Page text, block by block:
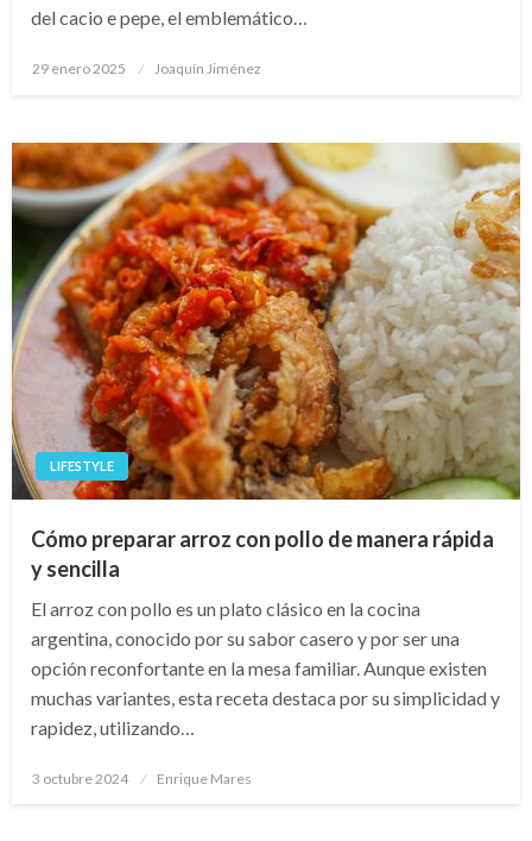
del cacio e pepe, el emblemático…
Publicado
29 enero 2025 Joaquín Jiménez
LIFESTYLE
Cómo preparar arroz con pollo de manera rápida
y sencilla
El arroz con pollo es un plato clásico en la cocina
argentina, conocido por su sabor casero y por ser una
opción reconfortante en la mesa familiar. Aunque existen
muchas variantes, esta receta destaca por su simplicidad y
rapidez, utilizando…
Publicado
3 octubre 2024 Enrique Mares